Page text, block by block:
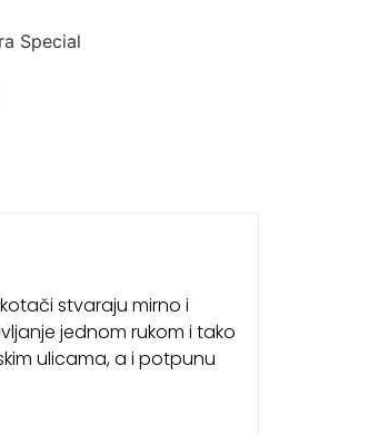
Special
stvaraju mirno i
jednom rukom i tako
ulicama, a i potpunu